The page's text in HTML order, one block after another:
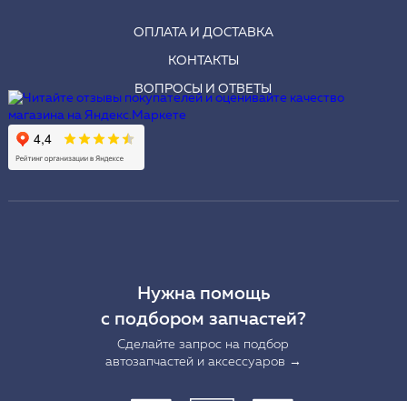
ОПЛАТА И ДОСТАВКА
КОНТАКТЫ
ВОПРОСЫ И ОТВЕТЫ
Нужна помощь
с подбором запчастей?
Сделайте запрос на подбор
автозапчастей и аксессуаров →